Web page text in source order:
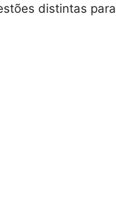
distintas para